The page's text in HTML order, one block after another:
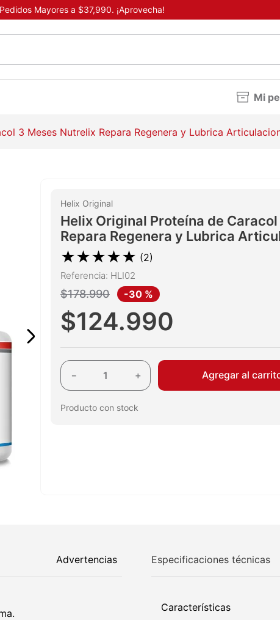
Mayores a $37,990. ¡Aprovecha!
Mi
3 Meses Nutrelix Repara Regenera y Lubrica
Helix Original
Helix Original Proteína de
Repara Regenera y Lubrica
★★★★★ (2)
Referencia: HLI02
$178.990 -30 %
$124.990
＋
－ Agregar al
Producto con stock
Advertencias Especificaciones técnicas
Características